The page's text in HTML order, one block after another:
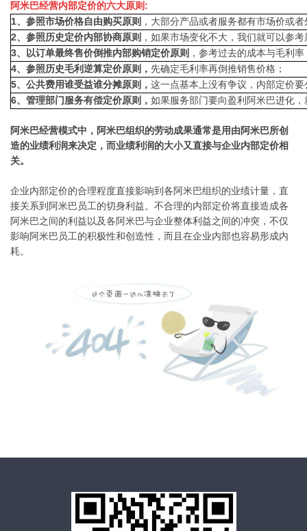
阿米巴经营内部定价的六大原则:
1、 参照市场价格自由购买原则 ，大部分产品或者服务都有市场价或
2、参照历史定价内部协商原则 ，如果市场变化不大，我们就可以参
3、以订单最终售价倒推内部购销定价原则 ，参考过去的成本与毛利
4、参照历史毛利逆算定价原则， 先确定毛利率再倒推销售价格；
5、公共费用谁受益谁分摊原则， 这一点基本上没有争议，内部定价要
6、管理部门服务有偿定价原则， 如果服务部门要向盈利阿米巴进化
阿米巴经营模式中，阿米巴组织的劳动成果通常是用由阿米巴所创
造的业绩利润来决定，而业绩利润的大小又直接与企业内部定价相
关。
企业内部定价的合理程度直接影响到各阿米巴组织的业绩计量，直
接关系到阿米巴员工的切身利益。不合理的内部定价将直接造成各
阿米巴之间的利益以及各阿米巴与企业整体利益之间的冲突，不仅
影响阿米巴员工的积极性和创造性，而且在企业内部也容易形成内
耗。